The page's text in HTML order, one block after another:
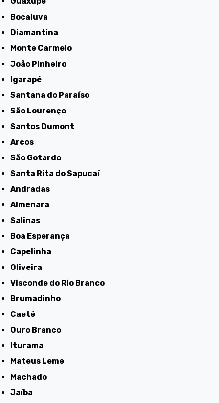
Bocaiuva
Diamantina
Monte Carmelo
João Pinheiro
Igarapé
Santana do Paraíso
São Lourenço
Santos Dumont
Arcos
São Gotardo
Santa Rita do Sapucaí
Andradas
Almenara
Salinas
Boa Esperança
Capelinha
Oliveira
Visconde do Rio Branco
Brumadinho
Caeté
Ouro Branco
Iturama
Mateus Leme
Machado
Jaíba